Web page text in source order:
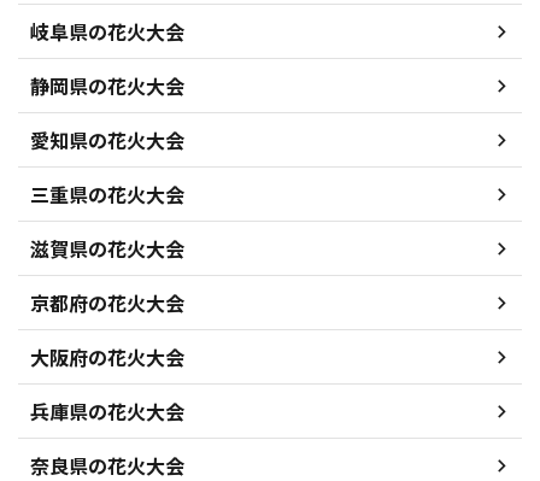
岐阜県の花火大会
静岡県の花火大会
愛知県の花火大会
三重県の花火大会
滋賀県の花火大会
京都府の花火大会
大阪府の花火大会
兵庫県の花火大会
奈良県の花火大会